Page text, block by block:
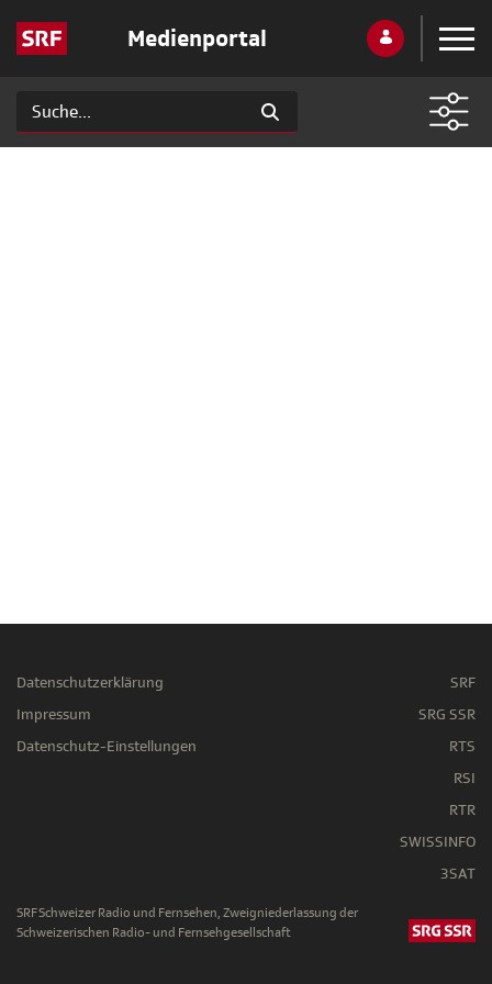
Medienportal
Datenschutzerklärung
Impressum
Datenschutz-Einstellungen
SRF
SRG SSR
RTS
RSI
RTR
SWISSINFO
3SAT
SRF Schweizer Radio und Fernsehen, Zweigniederlassung der
Schweizerischen Radio- und Fernsehgesellschaft